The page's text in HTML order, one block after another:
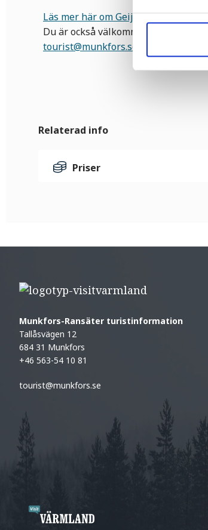
Läs mer här om Geijersgården eller
Du är också välkommen att
tourist@munkfors.se
0563-54
Relaterad info
Priser
Munkfors-Ransäter turistinformation
Tallåsvägen 12
684 31 Munkfors
+46 563-54 10 81
tourist@munkfors.se